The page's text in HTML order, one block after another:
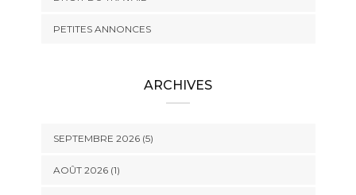
PETITES ANNONCES
ARCHIVES
SEPTEMBRE 2026 (5)
AOÛT 2026 (1)